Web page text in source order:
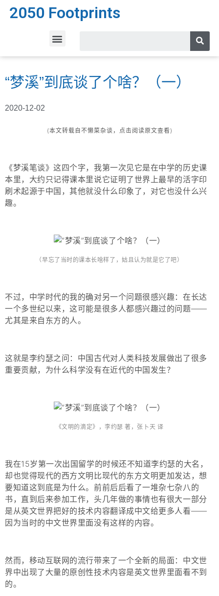
2050 Footprints
“梦溪”到底谈了个啥？（一）
2020-12-02
(本文转载自不懒菜杂谈，点击阅读原文查看)
《梦溪笔谈》这四个字，我第一次见它是在中学的历史课
本里，大约只记得课本里说它证明了世界上最早的活字印
刷术起源于中国，其他就没什么印象了，对它也没什么兴
趣。
（早忘了当时的课本长啥样了，姑且认为就是它了吧）
不过，中学时代的我的确对另一个问题很感兴趣：在长达
一个多世纪以来，这可能是很多人都感兴趣过的问题——
尤其是来自东方的人。
这就是李约瑟之问： 中国古代对人类科技发展做出了很多
重要贡献，为什么科学没有在近代的中国发生？
《文明的滴定》，李约瑟 著，张卜天 译
我在15岁第一次出国留学的时候还不知道李约瑟的大名，
却也觉得现代的西方文明比现代的东方文明更加发达，想
要知道这到底是为什么。前前后后看了一堆杂七杂八的
书，直到后来参加工作，头几年做的事情也有很大一部分
是从英文世界把好的技术内容翻译成中文给更多人看——
因为当时的中文世界里面没有这样的内容。
然而，移动互联网的流行带来了一个全新的局面：中文世
界中出现了大量的原创性技术内容是英文世界里面看不到
的。